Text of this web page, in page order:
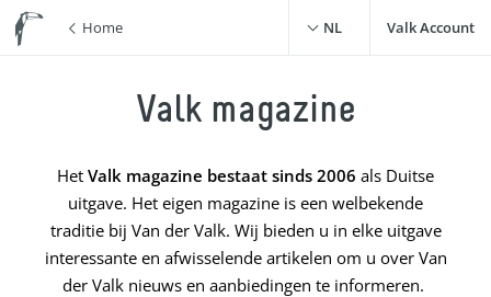
Home NL Valk Account
Valk magazine
Het Valk magazine bestaat sinds 2006 als Duitse
uitgave. Het eigen magazine is een welbekende
traditie bij Van der Valk. Wij bieden u in elke uitgave
interessante en afwisselende artikelen om u over Van
der Valk nieuws en aanbiedingen te informeren.